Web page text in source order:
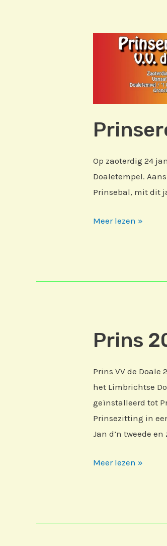
Op zaoterdig 24
Doaletempel.
Prinsebal, mit dit
Prinseresepsie
Meer lezen »
Prins
Prins VV de Doale
het Limbrichtse
geïnstalleerd tot
Prinsezitting in
Jan d’n tweede en
Prins
Meer lezen »